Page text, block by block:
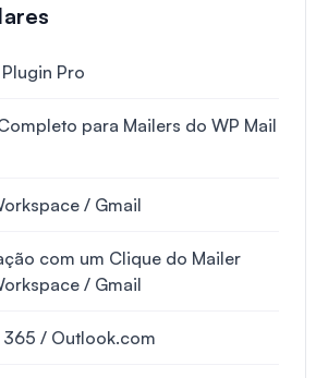
Pro
para Mailers do WP Mail
/ Gmail
com um Clique do Mailer
/ Gmail
/ Outlook.com